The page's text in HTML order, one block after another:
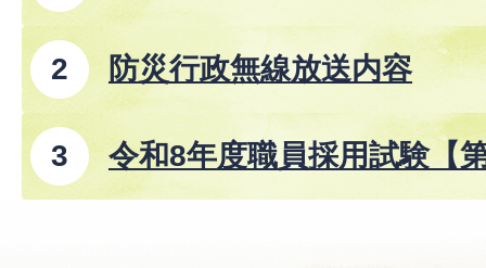
防災行政無線放送内容
令和8年度職員採用試験【